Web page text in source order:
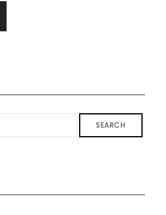
SEARCH